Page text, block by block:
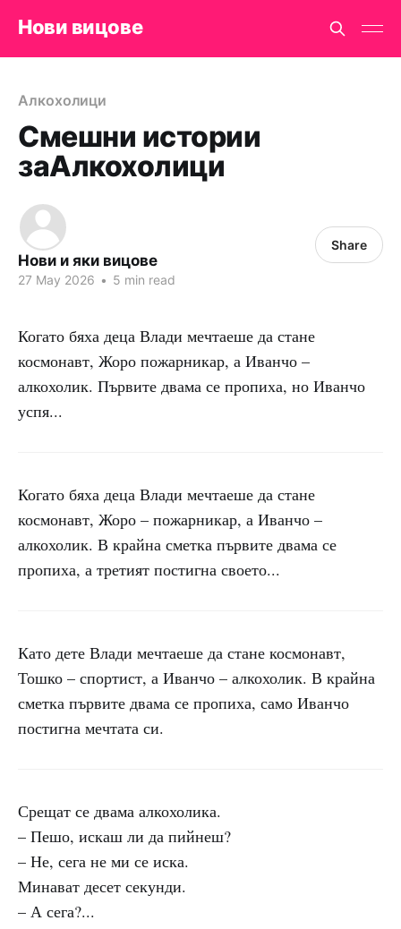
Нови вицове
Алкохолици
Смешни истории
заАлкохолици
Нови и яки вицове
27 May 2026 • 5 min read
Share
Когато бяха деца Влади мечтаеше да стане
космонавт, Жоро пожарникар, а Иванчо –
алкохолик. Първите двама се пропиха, но Иванчо
успя...
Когато бяха деца Влади мечтаеше да стане
космонавт, Жоро – пожарникар, а Иванчо –
алкохолик. В крайна сметка първите двама се
пропиха, а третият постигна своето...
Като дете Влади мечтаеше да стане космонавт,
Тошко – спортист, а Иванчо – алкохолик. В крайна
сметка първите двама се пропиха, само Иванчо
постигна мечтата си.
Срещат се двама алкохолика.
– Пешо, искаш ли да пийнеш?
– Не, сега не ми се иска.
Минават десет секунди.
– А сега?...